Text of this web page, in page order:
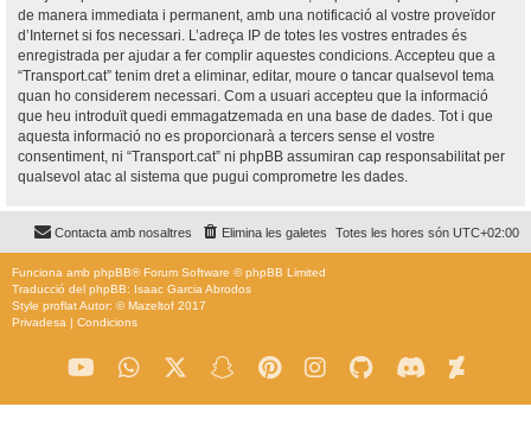
de manera immediata i permanent, amb una notificació al vostre proveïdor
d’Internet si fos necessari. L’adreça IP de totes les vostres entrades és
enregistrada per ajudar a fer complir aquestes condicions. Accepteu que a
“Transport.cat” tenim dret a eliminar, editar, moure o tancar qualsevol tema
quan ho considerem necessari. Com a usuari accepteu que la informació
que heu introduït quedi emmagatzemada en una base de dades. Tot i que
aquesta informació no es proporcionarà a tercers sense el vostre
consentiment, ni “Transport.cat” ni phpBB assumiran cap responsabilitat per
qualsevol atac al sistema que pugui comprometre les dades.
Totes les hores són UTC+02:00
Elimina les galetes
Contacta amb nosaltres
Funciona amb phpBB® Forum Software © phpBB Limited
Traducció del phpBB: Isaac Garcia Abrodos
Style proflatAutor: ©Mazeltof 2017
Privadesa | Condicions